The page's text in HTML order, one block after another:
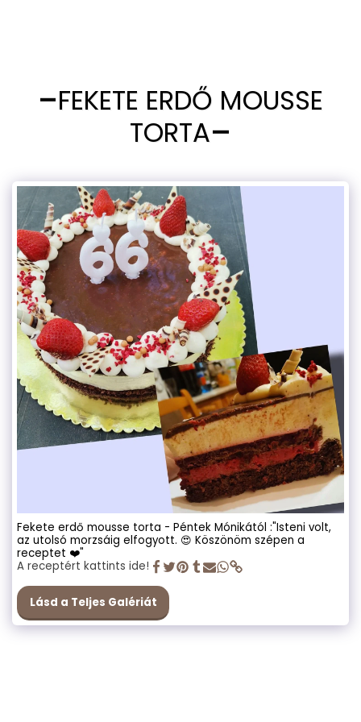
FEKETE ERDŐ MOUSSE
TORTA
Fekete erdő mousse torta - Péntek Mónikától :"Isteni volt,
az utolsó morzsáig elfogyott. 😍 Köszönöm szépen a
receptet ❤️"
A receptért kattints ide!
Lásd a Teljes Galériát